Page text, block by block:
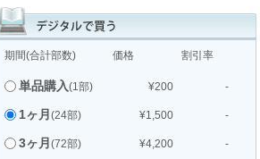
期間(合計部数) 価格 割引率
単品購入(1部) ¥200 -
1ヶ月 (24部) ¥1,500 -
3ヶ月 (72部) ¥4,200 -